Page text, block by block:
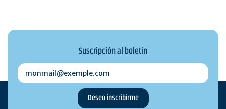
Suscripción al boletín
monmail@exemple.com